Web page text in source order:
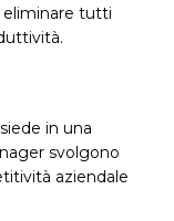
eliminare tutti
in una
svolgono
aziendale